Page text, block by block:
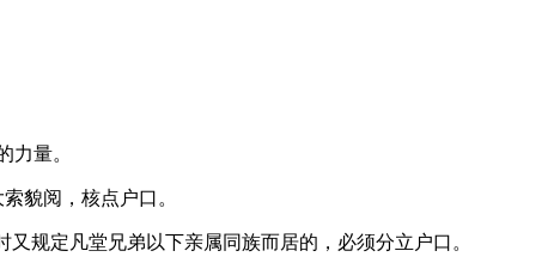
力量。
貌阅，核点户口。
规定凡堂兄弟以下亲属同族而居的，必须分立户口。